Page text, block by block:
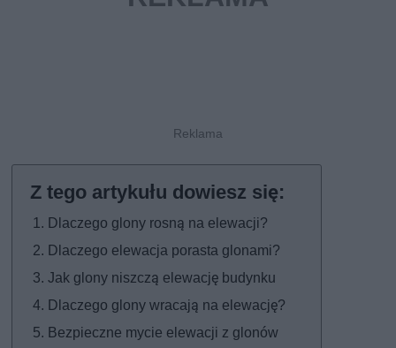
Dlaczego glony rosną na elewacji?
Dlaczego elewacja porasta glonami?
Jak glony niszczą elewację budynku
Dlaczego glony wracają na elewację?
Bezpieczne mycie elewacji z glonów